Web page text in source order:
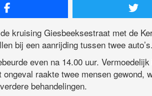
kruising Giesbeeksestraat met de
bij een aanrijding tussen twee auto’s.
even na 14.00 uur.
ongeval raakte twee mensen gewond,
behandelingen.